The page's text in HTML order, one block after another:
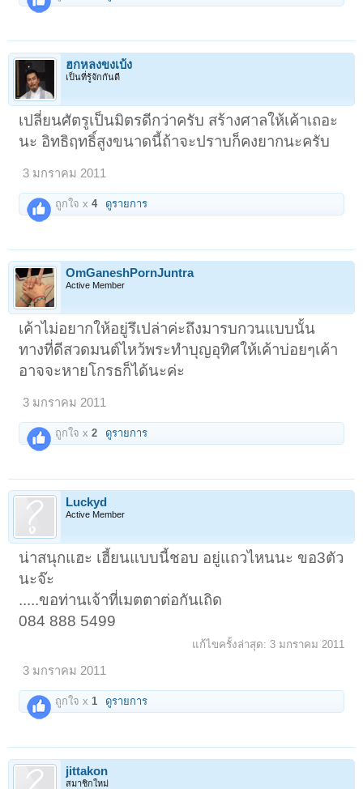
ฮกหลงขงเบ้ง
เป็นที่รู้จักกันดี
เปลี่ยนศัตรูเป็นมิตรดีกว่าครับ สร้างศาลให้เค้าเถอะ
นะ อิทธิฤทธิ์สูงขนาดนี้ถ้าจะปราบก็คงยากนะครับ
3 มกราคม 2011
ถูกใจ x4 ดูรายการ
OmGaneshPornJuntra
Active Member
เค้าไม่อยากให้อยู่รึเปล่าค่ะถึงมารบกวนแบบนั้น
ทางที่ดีสวดมนต์ไหว้พระทำบุญอุทิศให้เค้าบ่อยๆเค้า
อาจจะหายโกรธก็ได้นะค่ะ
3 มกราคม 2011
ถูกใจ x2 ดูรายการ
Luckyd
Active Member
น่าสนุกแฮะ เฮี้ยนแบบนี้ชอบ อยู่แถวไหนนะ ขอ3ตัว
นะจ๊ะ
.....ขอท่านเจ้าที่เมตตาต่อกันเถิด
084 888 5499
แก้ไขครั้งล่าสุด: 3 มกราคม 2011
3 มกราคม 2011
ถูกใจ x1 ดูรายการ
jittakon
สมาชิกใหม่